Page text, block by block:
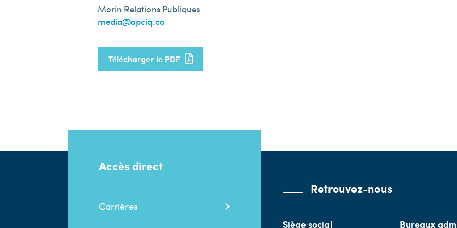
Morin Relations Publiques
media@apciq.ca
Télécharger le PDF
Accès direct
Carrières
Retrouvez-nous
Siège social Bureaux